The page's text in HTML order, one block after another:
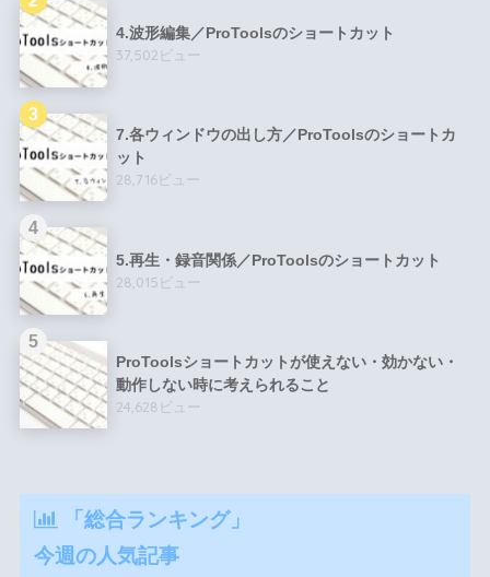
4.波形編集／ProToolsのショートカット
37,502ビュー
7.各ウィンドウの出し方／ProToolsのショートカ
ット
28,716ビュー
5.再生・録音関係／ProToolsのショートカット
28,015ビュー
ProToolsショートカットが使えない・効かない・
動作しない時に考えられること
24,628ビュー
「総合ランキング」
今週の人気記事